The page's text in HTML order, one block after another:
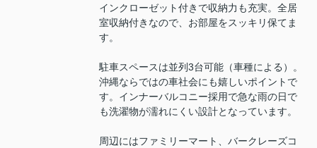
インクローゼット付きで収納力も充実。全居
室収納付きなので、お部屋をスッキリ保てま
す。
駐車スペースは並列3台可能（車種による）。
沖縄ならではの車社会にも嬉しいポイントで
す。インナーバルコニー採用で急な雨の日で
も洗濯物が濡れにくい設計となっています。
周辺にはファミリーマート、バークレーズコ